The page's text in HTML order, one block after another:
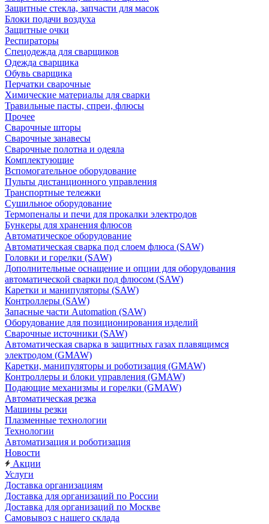
Защитные стекла, запчасти для масок
Блоки подачи воздуха
Защитные очки
Респираторы
Спецодежда для сварщиков
Одежда сварщика
Обувь сварщика
Перчатки сварочные
Химические материалы для сварки
Травильные пасты, спреи, флюсы
Прочее
Сварочные шторы
Сварочные занавесы
Сварочные полотна и одеяла
Комплектующие
Вспомогательное оборудование
Пульты дистанционного управления
Транспортные тележки
Сушильное оборудование
Термопеналы и печи для прокалки электродов
Бункеры для хранения флюсов
Автоматическое оборудование
Автоматическая сварка под слоем флюса (SAW)
Головки и горелки (SAW)
Дополнительные оснащение и опции для оборудования
автоматической сварки под флюсом (SAW)
Каретки и манипуляторы (SAW)
Контроллеры (SAW)
Запасные части Automation (SAW)
Оборудование для позиционирования изделий
Сварочные источники (SAW)
Автоматическая сварка в защитных газах плавящимся
электродом (GMAW)
Каретки, манипуляторы и роботизация (GMAW)
Контроллеры и блоки управления (GMAW)
Подающие механизмы и горелки (GMAW)
Автоматическая резка
Машины резки
Плазменные технологии
Технологии
Автоматизация и роботизация
Новости
Акции
Услуги
Доставка организациям
Доставка для организаций по России
Доставка для организаций по Москве
Самовывоз с нашего склада